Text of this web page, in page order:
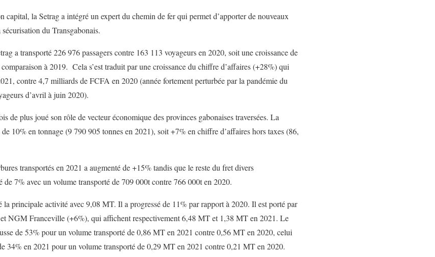
capital, la Setrag a intégré un expert du chemin de fer qui permet d’apporter de nouveaux
du Transgabonais.
a transporté 226 976 passagers contre 163 113 voyageurs en 2020, soit une croissance de
à 2019. Cela s’est traduit par une croissance du chiffre d’affaires (+28%) qui
contre 4,7 milliards de FCFA en 2020 (année fortement perturbée par la pandémie du
d’avril à juin 2020).
de plus joué son rôle de vecteur économique des provinces gabonaises traversées. La
10% en tonnage (9 790 905 tonnes en 2021), soit +7% en chiffre d’affaires hors taxes (86,
transportés en 2021 a augmenté de +15% tandis que le reste du fret divers
7% avec un volume transporté de 709 000t contre 766 000t en 2020.
principale activité avec 9,08 MT. Il a progressé de 11% par rapport à 2020. Il est porté par
NGM Franceville (+6%), qui affichent respectivement 6,48 MT et 1,38 MT en 2021. Le
de 53% pour un volume transporté de 0,86 MT en 2021 contre 0,56 MT en 2020, celui
34% en 2021 pour un volume transporté de 0,29 MT en 2021 contre 0,21 MT en 2020.